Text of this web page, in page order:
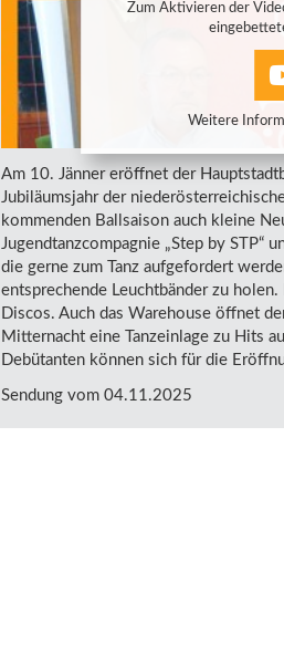
Zum Aktivieren der
Weitere
Am 10. Jänner eröffnet der
Jubiläumsjahr der
kommenden Ballsaison auch kleine
Jugendtanzcompagnie „Step by STP“
die gerne zum Tanz aufgefordert
entsprechende Leuchtbänder zu
Discos. Auch das Warehouse öffnet
Mitternacht eine Tanzeinlage zu Hits
Debütanten können sich für die
Sendung vom 04.11.2025